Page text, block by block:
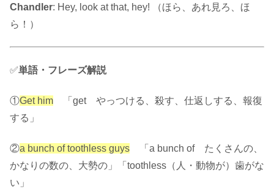
Chandler: Hey, look at that, hey! （ほら、あれ見ろ、ほ
ら！）
✅単語・フレーズ解説
①Get him 「get やっつける、殺す、仕返しする、報復
する」
②a bunch of toothless guys 「a bunch of たくさんの、
かなりの数の、大勢の」「toothless（人・動物が）歯がな
い」